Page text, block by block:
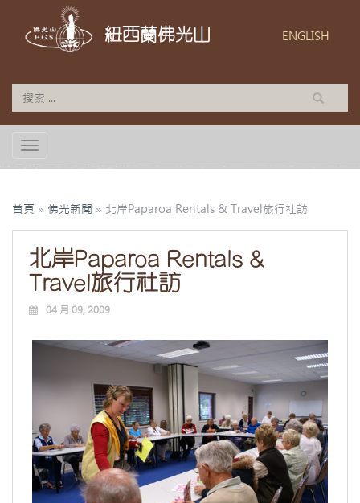
紐西蘭佛光山 ENGLISH
TOGGLE NAVIGATION
首頁 » 佛光新聞 » 北岸Paparoa Rentals & Travel旅行社訪
北岸Paparoa Rentals &
Travel旅行社訪
04 月 09, 2009